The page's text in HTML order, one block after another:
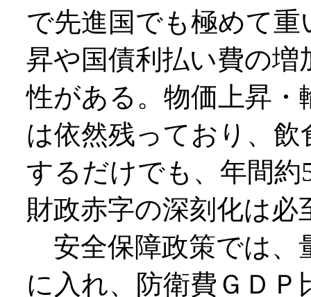
で先進国でも極めて
昇や国債利払い費の
性がある。物価上昇
は依然残っており、
するだけでも、年間
財政赤字の深刻化は必
安全保障政策では、
に入れ、防衛費ＧＤ